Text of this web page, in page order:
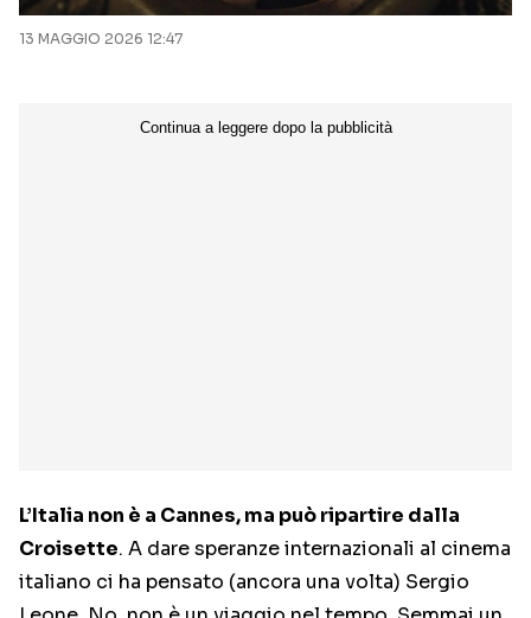
13 MAGGIO 2026 12:47
L’Italia non è a Cannes, ma può ripartire dalla
Croisette. A dare speranze internazionali al cinema
italiano ci ha pensato (ancora una volta) Sergio